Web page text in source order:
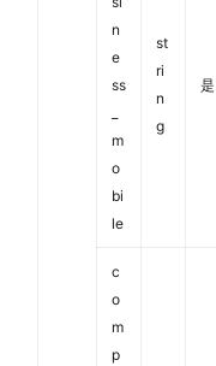
n
e
ss
m
o
bi
le
st
ri
n
g
是
c
o
m
p